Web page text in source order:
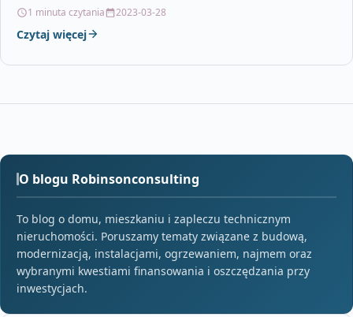
natura…
1 minuta czytania 2023-03-28
Czytaj więcej
O blogu Robinsonconsulting
To blog o domu, mieszkaniu i zapleczu technicznym
nieruchomości. Poruszamy tematy związane z budową,
modernizacją, instalacjami, ogrzewaniem, najmem oraz
wybranymi kwestiami finansowania i oszczędzania przy
inwestycjach.